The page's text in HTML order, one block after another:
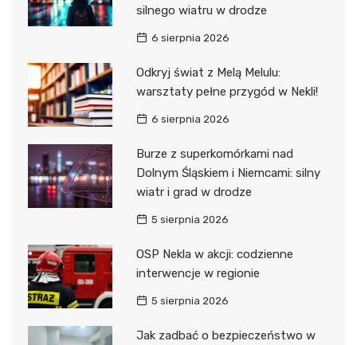
silnego wiatru w drodze
6 sierpnia 2026
Odkryj świat z Melą Melulu:
warsztaty pełne przygód w Nekli!
6 sierpnia 2026
Burze z superkomórkami nad
Dolnym Śląskiem i Niemcami: silny
wiatr i grad w drodze
5 sierpnia 2026
OSP Nekla w akcji: codzienne
interwencje w regionie
5 sierpnia 2026
Jak zadbać o bezpieczeństwo w